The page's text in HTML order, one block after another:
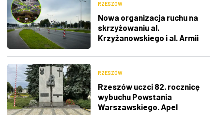
RZESZÓW
Nowa organizacja ruchu na
skrzyżowaniu al.
Krzyżanowskiego i al. Armii
RZESZÓW
Rzeszów uczci 82. rocznicę
wybuchu Powstania
Warszawskiego. Apel